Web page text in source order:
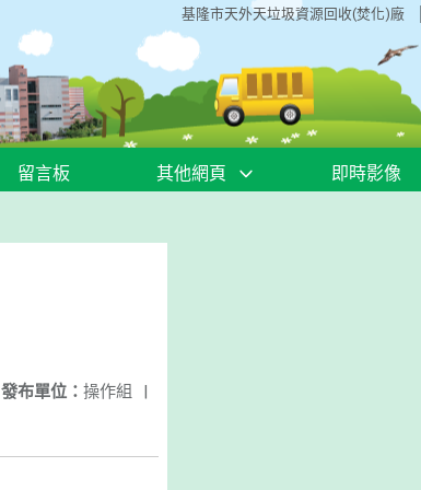
基隆市天外天垃圾資源回收(焚化)廠
留言板 其他網頁 即時影像
發布單位： 操作組 |